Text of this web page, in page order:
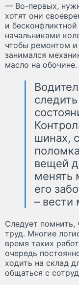
— Во-первых,
хотят они
и
начальниками
чтобы ремонтом
занимался
масло на обочине.
шинах,
вещей
менять
его
– вести
Следует помнить,
труд. Многие
время таких
очередь
ходить на склад
общаться с